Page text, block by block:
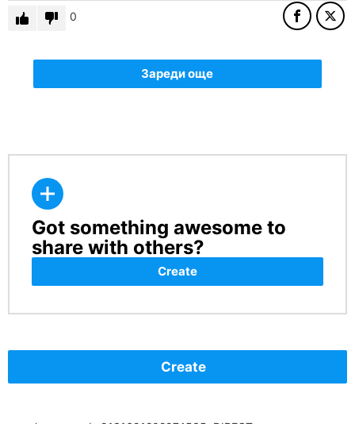
0
Зареди още
CREATE
Got something awesome to
share with others?
Create
Create